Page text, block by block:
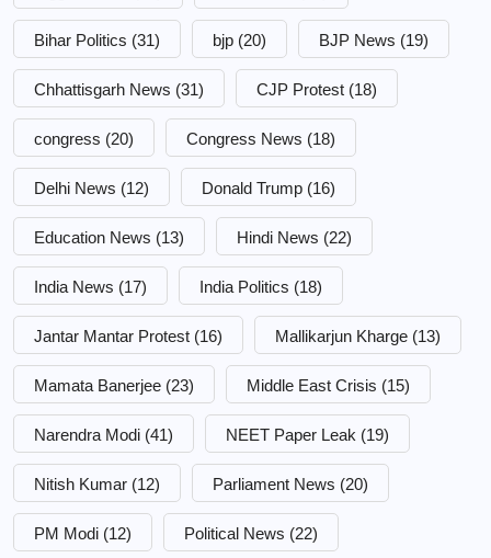
Bihar Politics (31) bjp (20) BJP News (19)
Chhattisgarh News (31) CJP Protest (18)
congress (20) Congress News (18)
Delhi News (12) Donald Trump (16)
Education News (13) Hindi News (22)
India News (17) India Politics (18)
Jantar Mantar Protest (16) Mallikarjun Kharge (13)
Mamata Banerjee (23) Middle East Crisis (15)
Narendra Modi (41) NEET Paper Leak (19)
Nitish Kumar (12) Parliament News (20)
PM Modi (12) Political News (22)